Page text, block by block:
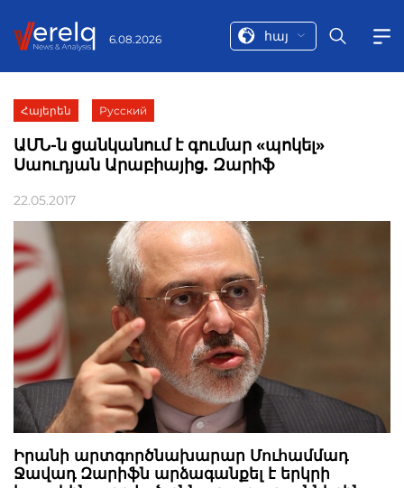
6.08.2026 հայ
Հայերեն Русский
ԱՄՆ-ն ցանկանում է գումար «պոկել»
Սաուդյան Արաբիայից. Զարիֆ
22.05.2017
Իրանի արտգործնախարար Մուհամմադ
Ջավադ Զարիֆն արձագանքել է երկրի